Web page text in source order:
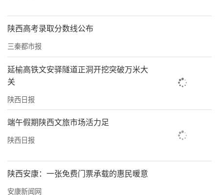
围绕全省“营商环境突破年”“干部作风能力
高审批效率；对纳入各级重大项目清单的民间
投资项目，积极提供融资要素保障。深化产业
政策、货币政策、财政政策协同，建立常态化
政银企对接机制，用好“工信贷”白名单等各
类重点企业名录，开展“十行千亿惠万企”活
动。同时，发挥中小微企业银行贷款风险补偿
错机制，建立健全金融机构敢贷愿贷能贷会贷
陕西高考录取分数线公布
三秦都市报
延榆高铁文安驿隧道正洞开挖突破万米大
关
陕西日报
端午假期陕西文旅市场活力足
陕西日报
陕西安康：一张免费门票承载的惠民暖意
安康新闻网